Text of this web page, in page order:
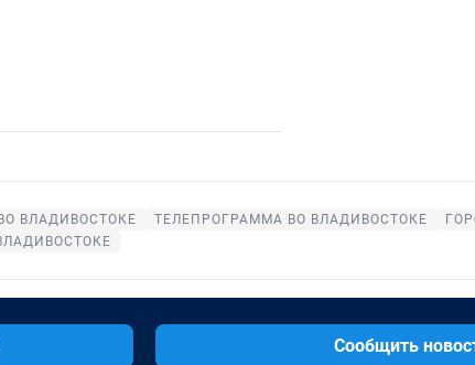
ВЛАДИВОСТОКЕ ТЕЛЕПРОГРАММА ВО ВЛАДИВОСТОКЕ
Сообщить